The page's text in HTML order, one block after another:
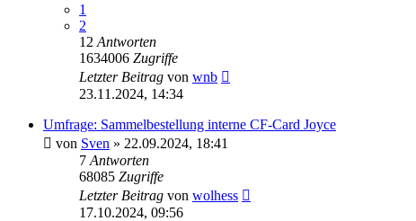
1
2
12 Antworten
1634006 Zugriffe
Letzter Beitrag von wnb
23.11.2024, 14:34
Umfrage: Sammelbestellung interne CF-Card Joyce
von Sven » 22.09.2024, 18:41
7 Antworten
68085 Zugriffe
Letzter Beitrag von wolhess
17.10.2024, 09:56